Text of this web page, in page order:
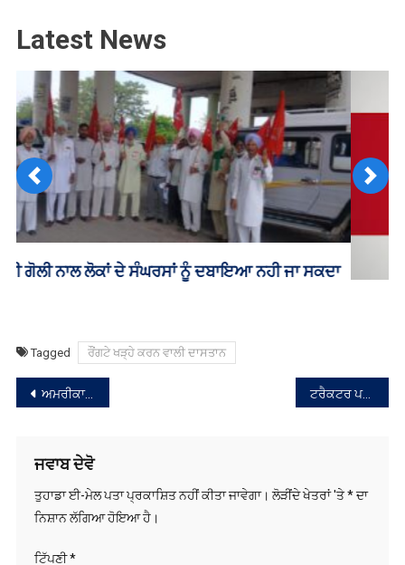
Latest News
Previous Next
Tagged ਰੌਂਗਟੇ ਖੜ੍ਹੇ ਕਰਨ ਵਾਲੀ ਦਾਸਤਾਨ
ਸੰਪਾਦਨਾ
ਅਮਰੀਕਾ ਵਲੋਂ ਭਾਰਤੀਆਂ ਨੂੰ ਡੀਪੋਰਟ ਕਰਨ ਦੇ ਮੁੱਦੇ ਉੱਤੇ ਵਿਰੋਧੀ ਪਾਰਟੀਆਂ ਨੇ ਸਰਕਾਰ ਨੂੰ ਘੇਰਿਆ ਟਰੈਕਟਰ ਪਲਟਣ ਕਾਰਨ 3 ਸਕੂਲੀ ਵਿਦਿਆਰਥੀਆਂ ਦੀ ਮੌਤ
ਜਵਾਬ ਦੇਵੋ
ਤੁਹਾਡਾ ਈ-ਮੇਲ ਪਤਾ ਪ੍ਰਕਾਸ਼ਿਤ ਨਹੀਂ ਕੀਤਾ ਜਾਵੇਗਾ। ਲੋੜੀਂਦੇ ਖੇਤਰਾਂ 'ਤੇ*ਦਾ
ਨਿਸ਼ਾਨ ਲੱਗਿਆ ਹੋਇਆ ਹੈ।
ਟਿੱਪਣੀ*